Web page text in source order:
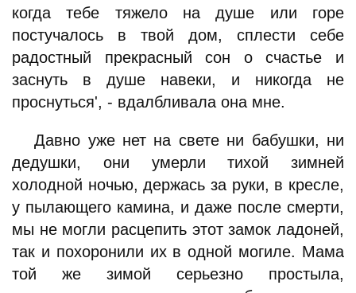
когда тебе тяжело на душе или горе
постучалось в твой дом, сплести себе
радостный прекрасный сон о счастье и
заснуть в душе навеки, и никогда не
проснуться', - вдалбливала она мне.
Давно уже нет на свете ни бабушки, ни
дедушки, они умерли тихой зимней
холодной ночью, держась за руки, в кресле,
у пылающего камина, и даже после смерти,
мы не могли расцепить этот замок ладоней,
так и похоронили их в одной могиле. Мама
той же зимой серьезно простыла,